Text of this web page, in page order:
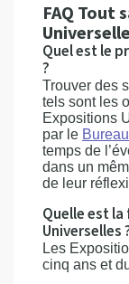
FAQ Tout
Quel est le
?
Trouver des
tels sont les
Expositions
par le
temps de
dans un
de leur
Quelle est
Universelles
Les
cinq ans et